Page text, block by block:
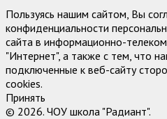
Пользуясь нашим сайтом, Вы
конфиденциальности
сайта в информационно-
"Интернет", а также с тем, что
подключенные к веб-сайту
cookies.
Принять
© 2026. ЧОУ школа "Радиант".